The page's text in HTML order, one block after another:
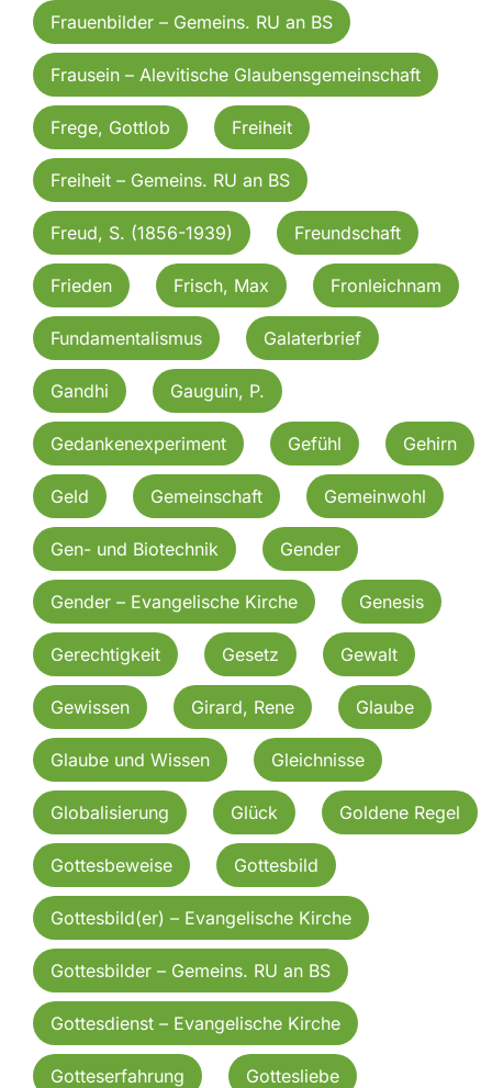
Frauenbilder – Gemeins. RU an BS
Frausein – Alevitische Glaubensgemeinschaft
Frege, Gottlob Freiheit
Freiheit – Gemeins. RU an BS
Freud, S. (1856-1939) Freundschaft
Frieden Frisch, Max Fronleichnam
Fundamentalismus Galaterbrief
Gandhi Gauguin, P.
Gedankenexperiment Gefühl Gehirn
Geld Gemeinschaft Gemeinwohl
Gen- und Biotechnik Gender
Gender – Evangelische Kirche Genesis
Gerechtigkeit Gesetz Gewalt
Gewissen Girard, Rene Glaube
Glaube und Wissen Gleichnisse
Globalisierung Glück Goldene Regel
Gottesbeweise Gottesbild
Gottesbild(er) – Evangelische Kirche
Gottesbilder – Gemeins. RU an BS
Gottesdienst – Evangelische Kirche
Gotteserfahrung Gottesliebe